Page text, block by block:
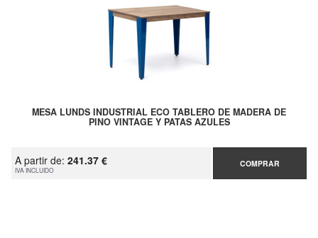
MESA LUNDS INDUSTRIAL ECO TABLERO DE MADERA DE
PINO VINTAGE Y PATAS AZULES
A partir de: 241.37 €
IVA INCLUIDO
COMPRAR